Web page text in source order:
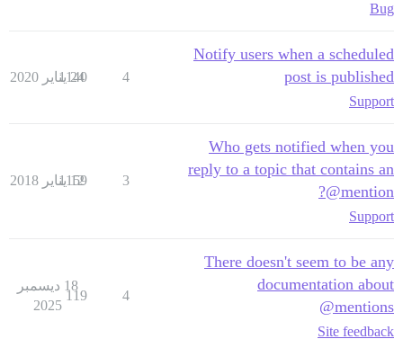
Bug
Notify users when a scheduled
post is published
Support
4
1140
24 يناير 2020
Who gets notified when you
reply to a topic that contains an
@mention?
Support
3
1159
12 يناير 2018
There doesn't seem to be any
documentation about
@mentions
Site feedback
4
119
18 ديسمبر
2025